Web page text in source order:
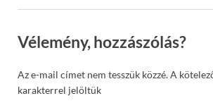
Vélemény, hozzászólás?
Az e-mail címet nem tesszük közzé.A
karakterrel jelöltük